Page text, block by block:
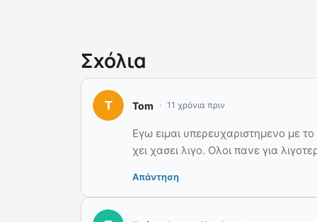
Σχόλια
Tom 11 χρόνια πριν
Εγω ειμαι υπερευχαριστημενο με
χει χασει λιγο. Ολοι πανε για
Απάντηση